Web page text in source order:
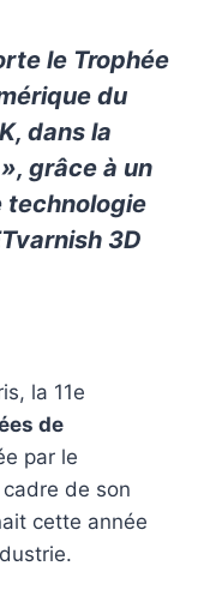
le Trophée
du
dans la
grâce à un
technologie
3D
la 11e
de
par le
de son
cette année